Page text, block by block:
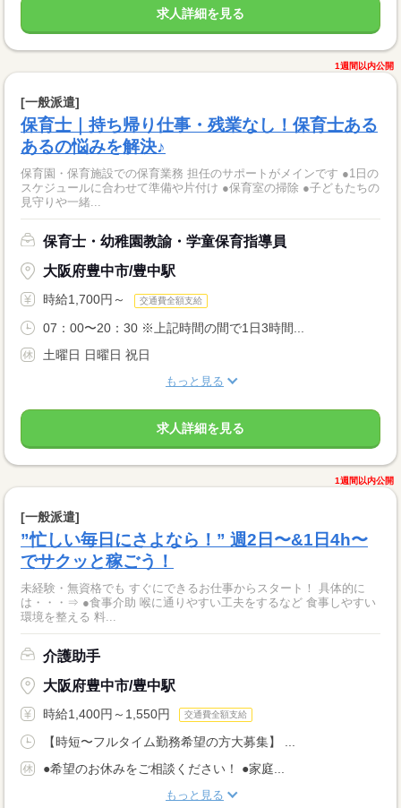
求人詳細を見る
1週間以内公開
[一般派遣]
保育士｜持ち帰り仕事・残業なし！保育士ある
あるの悩みを解決♪
保育園・保育施設での保育業務 担任のサポートがメインです ●1日の
スケジュールに合わせて準備や片付け ●保育室の掃除 ●子どもたちの
見守りや一緒...
保育士・幼稚園教諭・学童保育指導員
大阪府豊中市/豊中駅
時給1,700円～ 交通費全額支給
07：00〜20：30 ※上記時間の間で1日3時間...
土曜日 日曜日 祝日
もっと見る
求人詳細を見る
1週間以内公開
[一般派遣]
”忙しい毎日にさよなら！” 週2日〜&1日4h〜
でサクッと稼ごう！
未経験・無資格でも すぐにできるお仕事からスタート！ 具体的に
は・・・⇒ ●食事介助 喉に通りやすい工夫をするなど 食事しやすい
環境を整える 料...
介護助手
大阪府豊中市/豊中駅
時給1,400円～1,550円 交通費全額支給
【時短〜フルタイム勤務希望の方大募集】 ...
●希望のお休みをご相談ください！ ●家庭...
もっと見る